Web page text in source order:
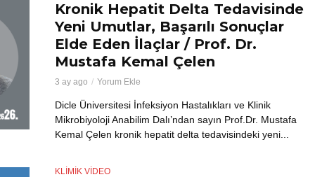
Kronik Hepatit Delta Tedavisinde
Yeni Umutlar, Başarılı Sonuçlar
Elde Eden İlaçlar / Prof. Dr.
Mustafa Kemal Çelen
3 ay ago Yorum Ekle
Dicle Üniversitesi İnfeksiyon Hastalıkları ve Klinik
Mikrobiyoloji Anabilim Dalı’ndan sayın Prof.Dr. Mustafa
Kemal Çelen kronik hepatit delta tedavisindeki yeni...
KLİMİK VIDEO